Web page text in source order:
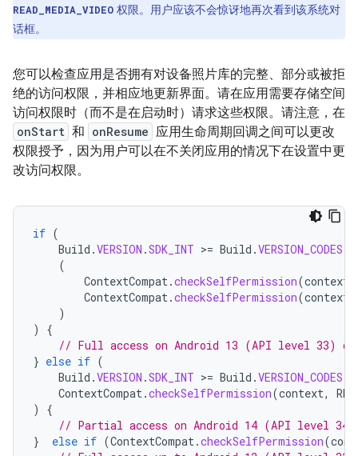
READ_MEDIA_VIDEO 权限。用户应该不会惊讶地再次看到该系统对
话框。
您可以检查应用是否拥有对设备照片库的完整、部分或被拒
绝的访问权限，并相应地更新界面。请在应用需要存储空间
访问权限时（而不是在启动时）请求这些权限。请注意，在
onStart 和 onResume 应用生命周期回调之间可以更改
权限授予，因为用户可以在不关闭应用的情况下在设置中更
改访问权限。
if (
Build .VERSION .SDK_INT >= Build .VERSION_CODES
(
ContextCompat.checkSelfPermission(context
ContextCompat.checkSelfPermission(context
)
)
{
// Full access on Android 13 (API level 33)
} else if (
Build .VERSION .SDK_INT >= Build .VERSION_CODES
ContextCompat.checkSelfPermission(context,
)
{
// Partial access on Android 14 (API level
}
else if (ContextCompat.checkSelfPermission(